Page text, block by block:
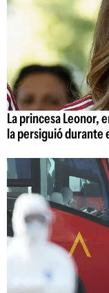
La princesa Leonor,
la persiguió durante